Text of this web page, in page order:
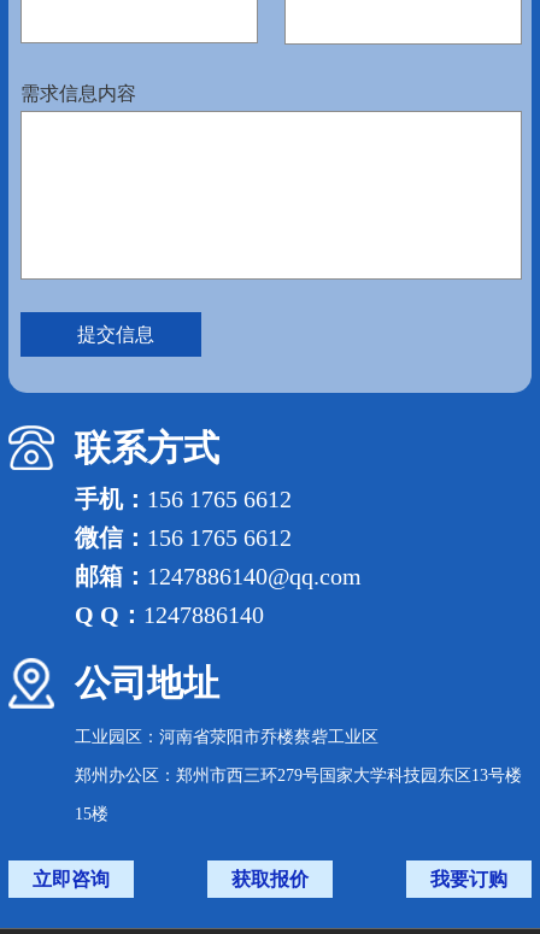
需求信息内容
联系方式
手机： 156 1765 6612
微信： 156 1765 6612
邮箱： 1247886140@qq.com
Q Q： 1247886140
公司地址
工业园区：河南省荥阳市乔楼蔡砦工业区
郑州办公区：郑州市西三环279号国家大学科技园东区13号楼
15楼
立即咨询 获取报价 我要订购